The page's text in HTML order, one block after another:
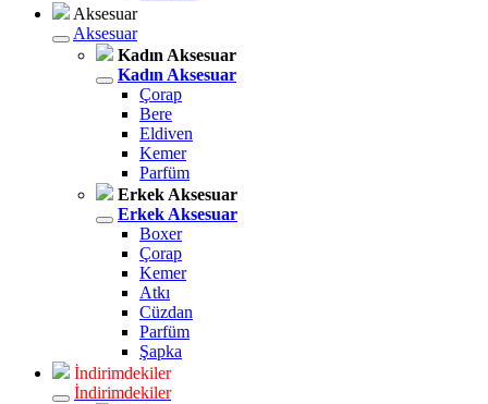
Aksesuar
Aksesuar
Kadın Aksesuar
Kadın Aksesuar
Çorap
Bere
Eldiven
Kemer
Parfüm
Erkek Aksesuar
Erkek Aksesuar
Boxer
Çorap
Kemer
Atkı
Cüzdan
Parfüm
Şapka
İndirimdekiler
İndirimdekiler